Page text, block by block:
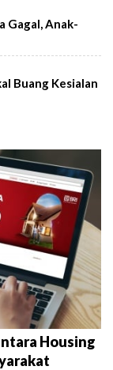
Gagal, Anak-
Buang Kesialan
Housing